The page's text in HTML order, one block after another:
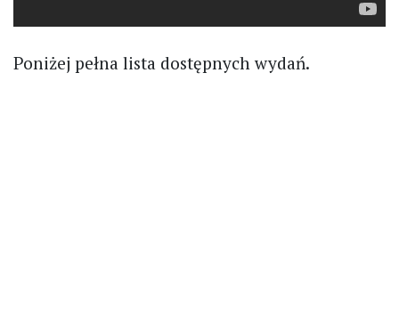
Poniżej pełna lista dostępnych wydań.